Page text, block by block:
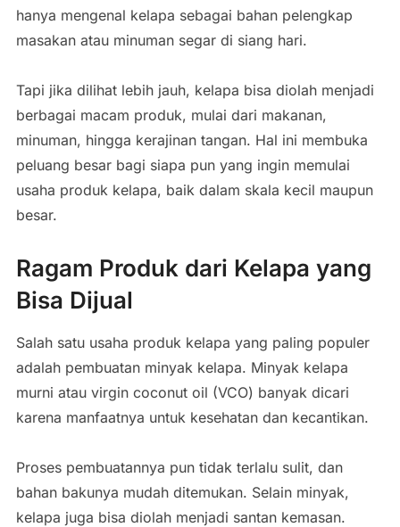
hanya mengenal kelapa sebagai bahan pelengkap
masakan atau minuman segar di siang hari.
Tapi jika dilihat lebih jauh, kelapa bisa diolah menjadi
berbagai macam produk, mulai dari makanan,
minuman, hingga kerajinan tangan. Hal ini membuka
peluang besar bagi siapa pun yang ingin memulai
usaha produk kelapa, baik dalam skala kecil maupun
besar.
Ragam Produk dari Kelapa yang
Bisa Dijual
Salah satu usaha produk kelapa yang paling populer
adalah pembuatan minyak kelapa. Minyak kelapa
murni atau virgin coconut oil (VCO) banyak dicari
karena manfaatnya untuk kesehatan dan kecantikan.
Proses pembuatannya pun tidak terlalu sulit, dan
bahan bakunya mudah ditemukan. Selain minyak,
kelapa juga bisa diolah menjadi santan kemasan.